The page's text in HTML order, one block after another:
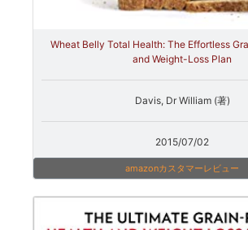
Wheat Belly Total Health: The Effortless
and Weight-Loss Plan
Davis, Dr William (著)
2015/07/02
amazonカスタマーレビュー